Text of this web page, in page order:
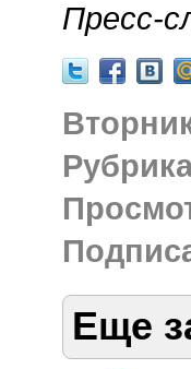
Пресс-
Еще